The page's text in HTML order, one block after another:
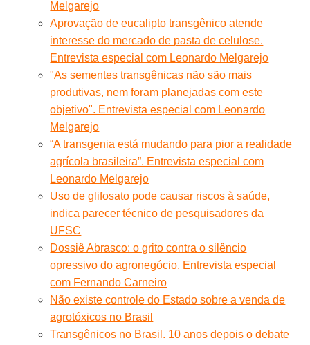
Melgarejo
Aprovação de eucalipto transgênico atende
interesse do mercado de pasta de celulose.
Entrevista especial com Leonardo Melgarejo
"As sementes transgênicas não são mais
produtivas, nem foram planejadas com este
objetivo". Entrevista especial com Leonardo
Melgarejo
“A transgenia está mudando para pior a realidade
agrícola brasileira”. Entrevista especial com
Leonardo Melgarejo
Uso de glifosato pode causar riscos à saúde,
indica parecer técnico de pesquisadores da
UFSC
Dossiê Abrasco: o grito contra o silêncio
opressivo do agronegócio. Entrevista especial
com Fernando Carneiro
Não existe controle do Estado sobre a venda de
agrotóxicos no Brasil
Transgênicos no Brasil. 10 anos depois o debate